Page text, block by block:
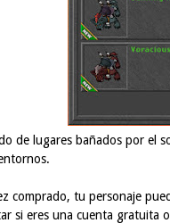
de lugares bañados por el
comprado, tu personaje
si eres una cuenta gratuita